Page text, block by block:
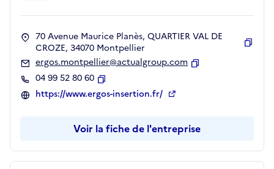
70 Avenue Maurice Planès, QUARTIER VAL DE
CROZE, 34070 Montpellier
ergos.montpellier@actualgroup.com
04 99 52 80 60
Copier
https://www.ergos-insertion.fr/
Voir la fiche de l'entreprise